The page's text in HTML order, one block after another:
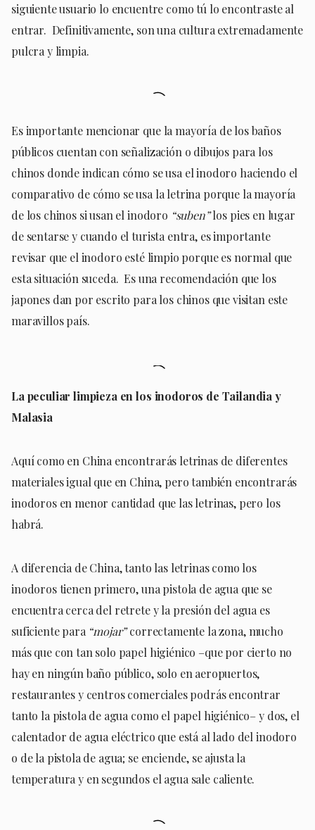
siguiente usuario lo encuentre como tú lo encontraste al
entrar. Definitivamente, son una cultura extremadamente
pulcra y limpia.
Es importante mencionar que la mayoría de los baños
públicos cuentan con señalización o dibujos para los
chinos donde indican cómo se usa el inodoro haciendo el
comparativo de cómo se usa la letrina porque la mayoría
de los chinos si usan el inodoro “suben”los pies en lugar
de sentarse y cuando el turista entra, es importante
revisar que el inodoro esté limpio porque es normal que
esta situación suceda. Es una recomendación que los
japones dan por escrito para los chinos que visitan este
maravillos país.
La peculiar limpieza en los inodoros de Tailandia y
Malasia
Aquí como en China encontrarás letrinas de diferentes
materiales igual que en China, pero también encontrarás
inodoros en menor cantidad que las letrinas, pero los
habrá.
A diferencia de China, tanto las letrinas como los
inodoros tienen primero, una pistola de agua que se
encuentra cerca del retrete y la presión del agua es
suficiente para “mojar”correctamente la zona, mucho
más que con tan solo papel higiénico –que por cierto no
hay en ningún baño público, solo en aeropuertos,
restaurantes y centros comerciales podrás encontrar
tanto la pistola de agua como el papel higiénico– y dos, el
calentador de agua eléctrico que está al lado del inodoro
o de la pistola de agua; se enciende, se ajusta la
temperatura y en segundos el agua sale caliente.